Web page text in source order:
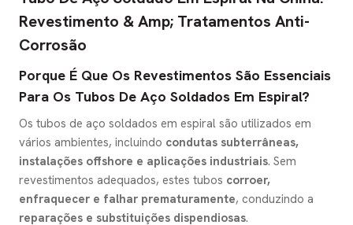
Revestimento & Amp; Tratamentos Anti-
Corrosão
Porque É Que Os Revestimentos São Essenciais
Para Os Tubos De Aço Soldados Em Espiral?
Os tubos de aço soldados em espiral são utilizados em
vários ambientes, incluindo condutas subterrâneas,
instalações offshore e aplicações industriais. Sem
revestimentos adequados, estes tubos corroer,
enfraquecer e falhar prematuramente, conduzindo a
reparações e substituições dispendiosas.